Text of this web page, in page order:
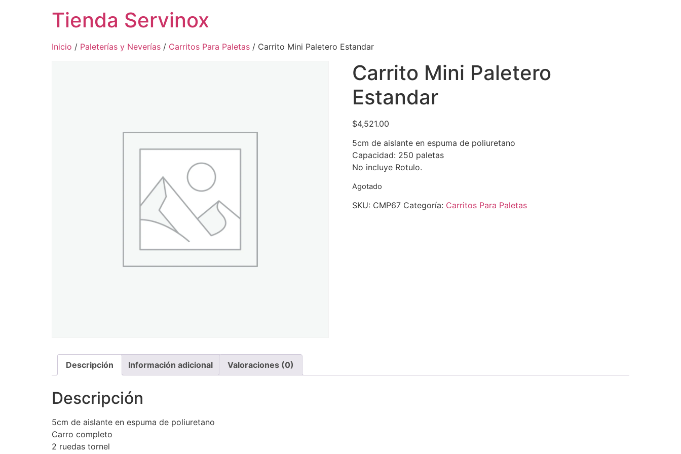
Tienda Servinox
Inicio / Paleterías y Neverías / Carritos Para Paletas / Carrito Mini Paletero Estandar
Carrito Mini Paletero
Estandar
$4,521.00
5cm de aislante en espuma de poliuretano
Capacidad: 250 paletas
No incluye Rotulo.
Agotado
SKU: CMP67 Categoría: Carritos Para Paletas
Descripción Información adicional Valoraciones (0)
Descripción
5cm de aislante en espuma de poliuretano
Carro completo
2 ruedas tornel